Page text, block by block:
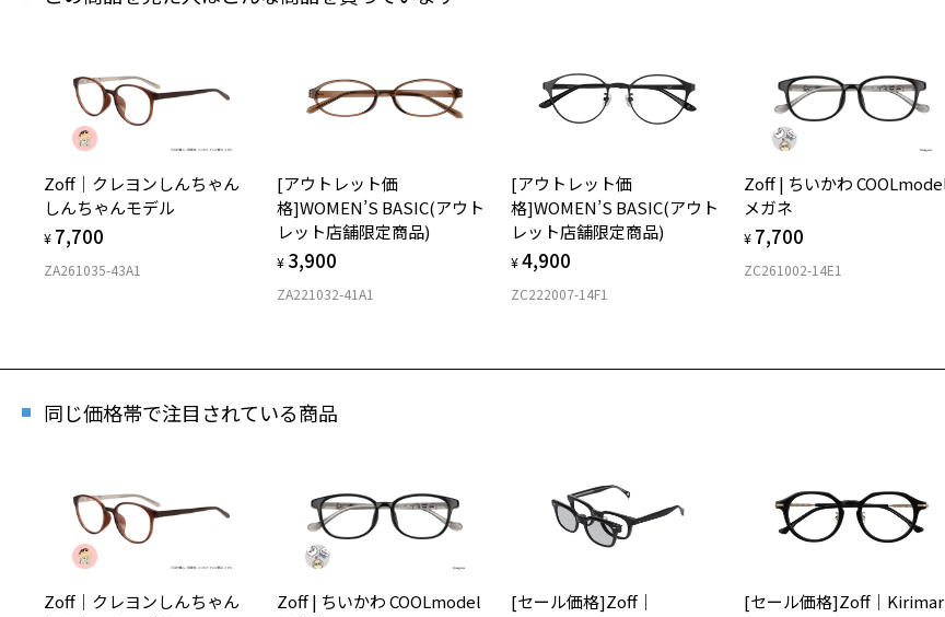
お気に入り
Zoff｜クレヨンしんちゃん
しんちゃんモデル
¥ 7,700
ZA261035-43A1
[アウトレット価
格]WOMEN’S BASIC(アウト
レット店舗限定商品)
¥ 3,900
ZA221032-41A1
[アウトレット価
格]WOMEN’S BASIC(アウト
レット店舗限定商品)
¥4,900
ZC222007-14F1
Zoff | ちいかわ
メガネ
¥ 7,700
ZC261002-14E1
同じ価格帯で注目されている商品
Zoff｜クレヨンしんちゃん
Zoff | ちいかわ COOLmodel
[セール価格]Zoff｜
[セール価格]Zoff｜